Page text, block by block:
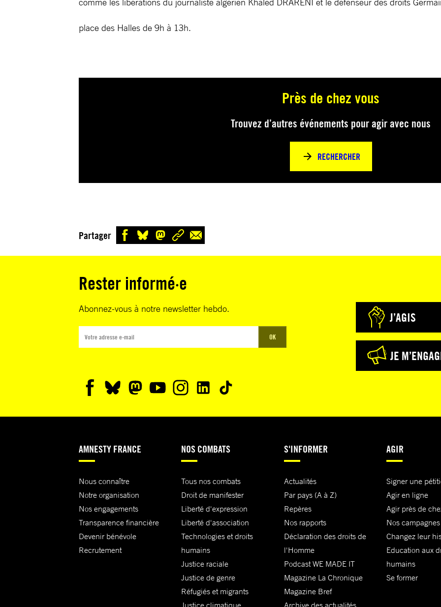
place des Halles de 9h à 13h.
Près de chez vous
Trouvez d’autres événements pour agir avec nous
RECHERCHER
Partager
Rester informé·e
Abonnez-vous à notre newsletter hebdo.
OK
J’AGIS
JE
AMNESTY FRANCE
Nous connaître
Notre organisation
Nos engagements
Transparence financière
Devenir bénévole
Recrutement
NOS COMBATS
Tous nos combats
Droit de manifester
Liberté d'expression
Liberté d'association
Technologies et droits
humains
Justice raciale
Justice de genre
Réfugiés et migrants
Justice climatique
S'INFORMER
Actualités
Par pays (A à Z)
Repères
Nos rapports
Déclaration des droits de
l'Homme
Podcast WE MADE IT
Magazine La Chronique
Magazine Bref
Archive des actualités
AGIR
Signer une
Agir en ligne
Agir près de
Nos campagnes
Changez leur
Education aux
humains
Se former